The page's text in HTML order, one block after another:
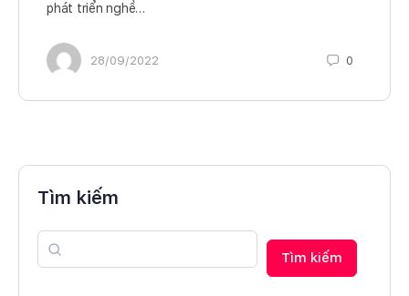
phát triển nghề…
28/09/2022 0
Tìm kiếm
Tìm kiếm